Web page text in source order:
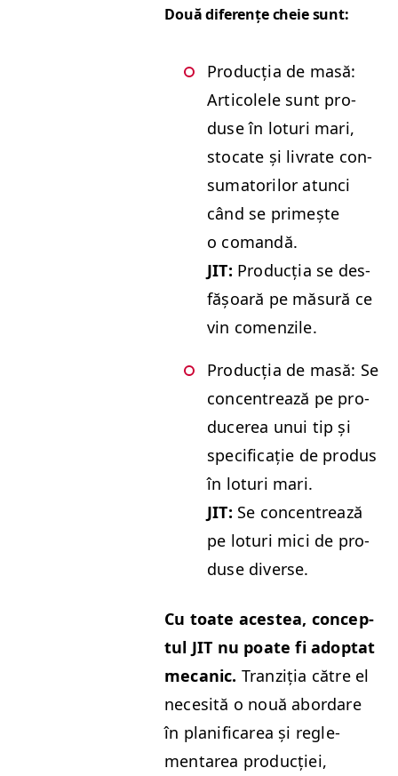
Două difer­ențe cheie sunt:
Pro­ducția de masă:
Arti­colele sunt pro­
duse în loturi mari,
sto­cate și livrate con­
suma­to­rilor atun­ci
când se primește
o comandă.
JIT: Pro­ducția se des­
fășoară pe măsură ce
vin comenzile.
Pro­ducția de masă: Se
con­cen­trează pe pro­
duc­erea unui tip și
speci­fi­cație de pro­dus
în loturi mari.
JIT: Se con­cen­trează
pe loturi mici de pro­
duse diverse.
Cu toate aces­tea, con­cep­
tul JIT nu poate fi adop­tat
mecanic. Tranz­iția către el
nece­sită o nouă abor­dare
în plan­i­fi­carea și regle­
mentarea pro­ducției,